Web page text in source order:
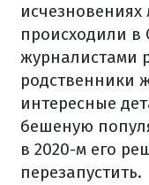
происходили в
журналистами
родственники
интересные
бешеную
в 2020-м его
перезапустить.